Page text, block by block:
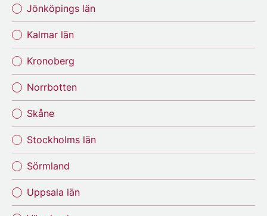
Jönköpings län
Kalmar län
Kronoberg
Norrbotten
Skåne
Stockholms län
Sörmland
Uppsala län